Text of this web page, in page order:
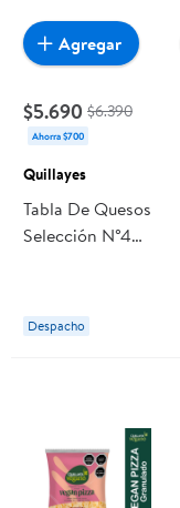
$5.690 $6.390
Ahorra $700
Quillayes
Tabla De Quesos
Selección N°4
Despacho
Agregar